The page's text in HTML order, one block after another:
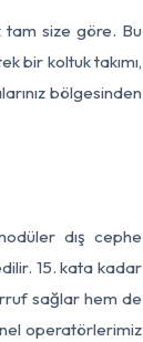
tam size göre. Bu
bir koltuk takımı,
bölgesinden
dış cephe
15. kata kadar
sağlar hem de
operatörlerimiz